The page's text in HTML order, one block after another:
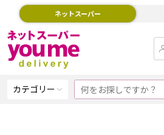
ネットスーパー
カテゴリー